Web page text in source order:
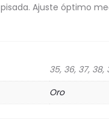
Ajuste óptimo
35, 36, 37, 38,
Oro